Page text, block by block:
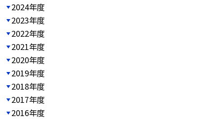
2024年度
2023年度
2022年度
2021年度
2020年度
2019年度
2018年度
2017年度
2016年度